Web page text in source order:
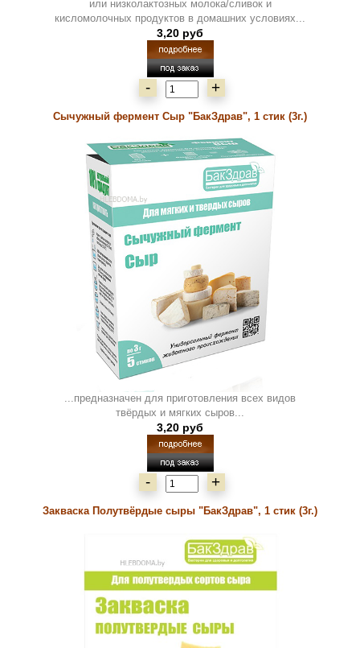
или низколактозных молока/сливок и
кисломолочных продуктов в домашних условиях...
3,20 руб
- +
Сычужный фермент Сыр "БакЗдрав", 1 стик (3г.)
...предназначен для приготовления всех видов
твёрдых и мягких сыров...
3,20 руб
- +
Закваска Полутвёрдые сыры "БакЗдрав", 1 стик (3г.)